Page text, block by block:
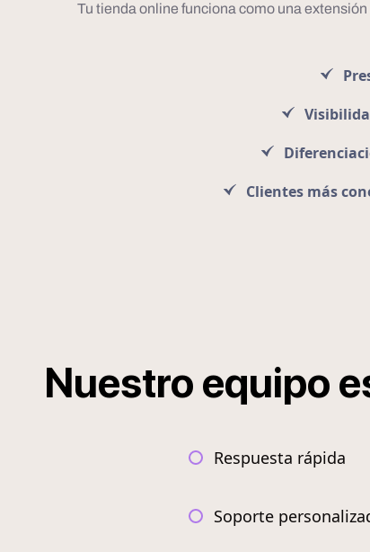
Tu tienda online funciona como una
Clientes más
Nuestro equipo
Respuesta rápida
Soporte